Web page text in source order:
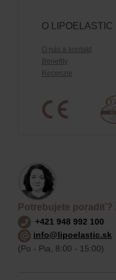
O LIPOELASTIC
O nás a kontakt
Benefity
Recenzie
Potrebujete poradiť?
+421 948 992 100
info@lipoelastic.sk
(Po - Pia, 8:00 - 15:00)